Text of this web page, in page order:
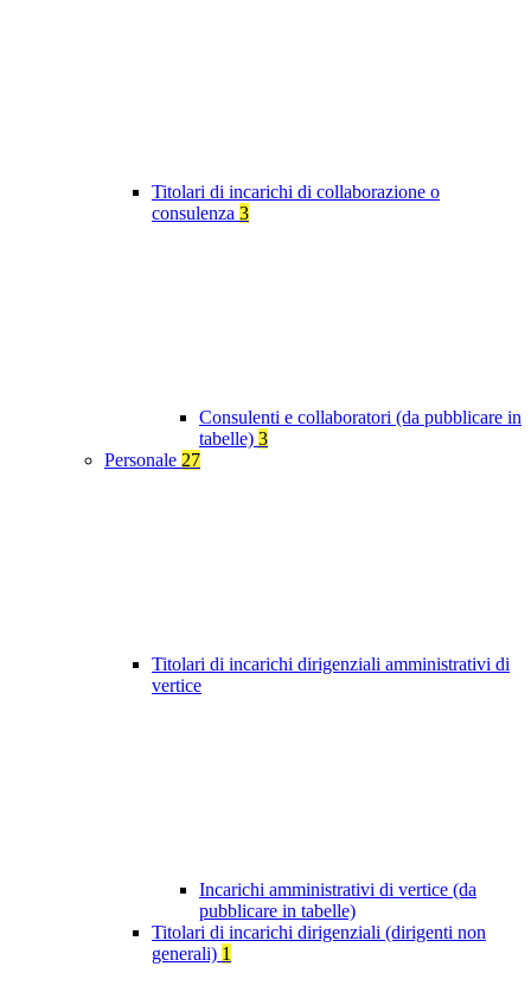
Titolari di incarichi di collaborazione o
consulenza 3
Consulenti e collaboratori (da pubblicare in
tabelle) 3
Personale 27
Titolari di incarichi dirigenziali amministrativi di
vertice
Incarichi amministrativi di vertice (da
pubblicare in tabelle)
Titolari di incarichi dirigenziali (dirigenti non
generali) 1